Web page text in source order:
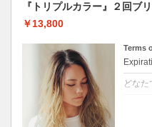
『トリプルカラー』２回ブ
￥13,800
Terms
どな